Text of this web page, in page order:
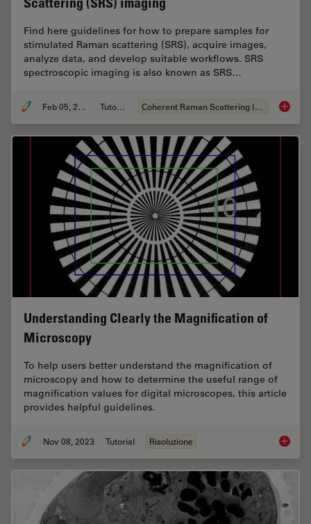
Find here guidelines for how to prepare samples for
stimulated Raman scattering (SRS), acquire images,
analyze data, and develop suitable workflows. SRS
spectroscopic imaging is also known as SRS…
Feb 05, 2024 Tutorial Coherent Raman Scattering (CRS) How to
Understanding Clearly the Magnification of
Microscopy
To help users better understand the magnification of
microscopy and how to determine the useful range of
magnification values for digital microscopes, this article
provides helpful guidelines.
Nov 08, 2023 Tutorial Risoluzione